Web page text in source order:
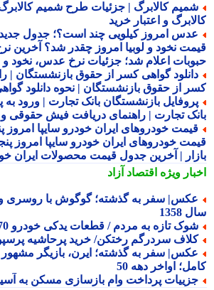
کالابرگ | جزئیات طرح شمیم کالابرگ |
و اعتبار خرید
امروز کیلویی چند است؟؛ جدول جدید
نخود و لوبیا امروز چقدر شد؟ آخرین نرخ
اعلام شد؛ جزئیات نرخ عدس، نخود و
گواهی کسر از حقوق بازنشستگان |
از حقوق بازنشستگان | نحوه دانلود گواهی
بازنشستگان بانک تجارت | ورود به
تجارت | راهنمای دریافت فیش حقوقی و
| آخرین جدول قیمت محصولات ایران خودرو
ویژهاقتصاد آزاد
سفر به گذشته؛ گوگوش با روسری و یک
1358
تازه به مردم / قطعات یدکی خودرو 70 تا 80 درصد گران شد
سردرگم رختکن/ خرید پرحاشیه
سفر به گذشته؛ ایرن، بازیگر مشهور
اواخر دهه 50
پرداخت وام بازسازی مسکن به آسیب